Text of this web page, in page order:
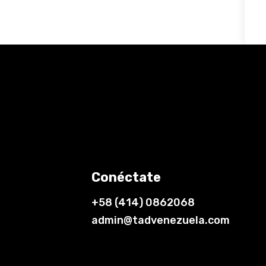
Conéctate
+58 (414) 0862068
admin@tadvenezuela.com